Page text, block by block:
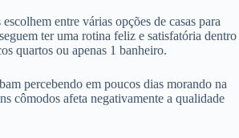
entre várias opções de casas para
ter uma rotina feliz e satisfatória dentro
quartos ou apenas 1 banheiro.
percebendo em poucos dias morando na
cômodos afeta negativamente a qualidade